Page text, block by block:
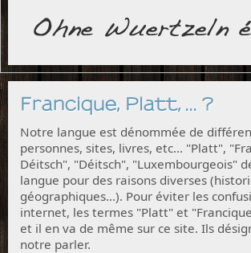
Francique, Platt, ... ?
Notre langue est dénommée de
personnes, sites, livres, etc... "Platt",
Déitsch", "Déitsch", "Luxembourgeois"
langue pour des raisons diverses
géographiques...). Pour éviter les
internet, les termes "Platt" et
et il en va de même sur ce site. Ils
notre parler.